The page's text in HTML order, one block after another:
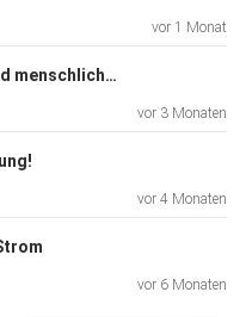
hat die
Energie-Folge (#1 mit
gibt es nun
vor 1 Monat
Künstliche Intelligenz und menschliches Gesetz
vor 3 Monaten
vor 4 Monaten
vor 6 Monaten